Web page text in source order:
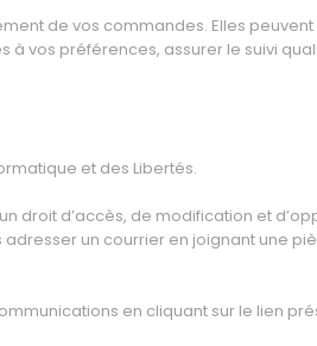
de vos commandes. Elles
à vos préférences, assurer le suivi
et des Libertés.
droit d’accès, de modification et
un courrier en joignant une
en cliquant sur le lien